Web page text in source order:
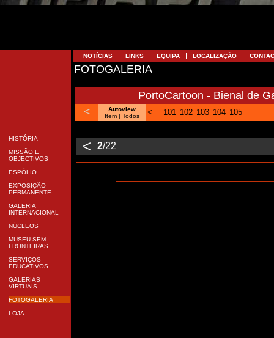
HISTÓRIA
MISSÃO E
OBJECTIVOS
ESPÓLIO
EXPOSIÇÃO
PERMANENTE
GALERIA
INTERNACIONAL
NÚCLEOS
MUSEU SEM
FRONTEIRAS
SERVIÇOS
EDUCATIVOS
GALERIAS
VIRTUAIS
FOTOGALERIA
LOJA
NOTÍCIAS LINKS EQUIPA LOCALIZAÇÃO
FOTOGALERIA
PortoCartoon - Bienal de
<
Autoview
Item | Todos < 101 102 103 104 105
< 2/22